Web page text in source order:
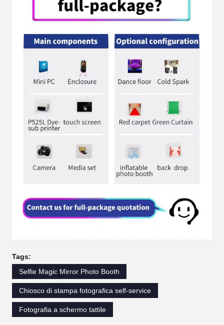
Tags:
Selfie Magic Mirror Photo Booth
Chiosco di stampa fotografica self-service
Fotografia a schermo tattile